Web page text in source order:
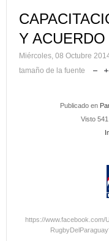
Y
Miércoles, 08 Octubre
tamaño de la fuente
Publicado en
Visto
https://www.facebook.com/